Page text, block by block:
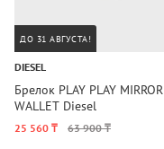
ДО 31 АВГУСТА!
DIESEL
Брелок PLAY PLAY MIRROR
WALLET Diesel
25 560 ₸ 63 900 ₸